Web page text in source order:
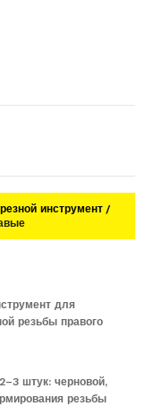
инструмент
для
резьбы правого
штук: черновой,
резьбы